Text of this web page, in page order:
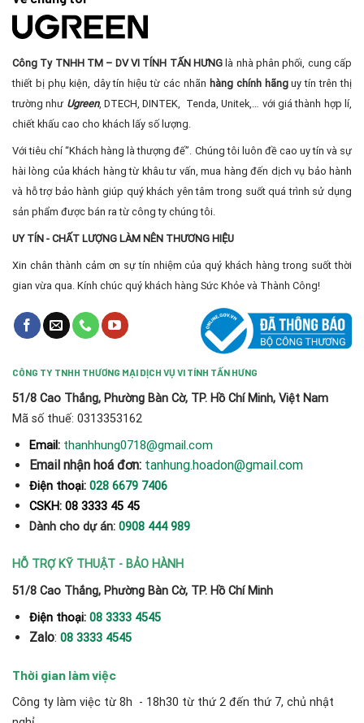
Công Ty TNHH TM – DV VI TÍNH TẤN HƯNG là nhà phân phối, cung cấp
thiết bị phụ kiện, dây tín hiệu từ các nhãn hàng chính hãnguy tín trên thị
trường như Ugreen, DTECH, DINTEK, Tenda, Unitek,… với giá thành hợp lí,
chiết khấu cao cho khách lấy số lượng.
Với tiêu chí “Khách hàng là thượng đế”. Chúng tôi luôn đề cao uy tín và sự
hài lòng của khách hàng từ khâu tư vấn, mua hàng đến dịch vụ bảo hành
và hỗ trợ bảo hành giúp quý khách yên tâm trong suốt quá trình sử dụng
sản phẩm được bán ra từ công ty chúng tôi.
UY TÍN - CHẤT LƯỢNG LÀM NÊN THƯƠNG HIỆU
Xin chân thành cảm ơn sự tín nhiệm của quý khách hàng trong suốt thời
gian vừa qua. Kính chúc quý khách hàng Sức Khỏe và Thành Công!
CÔNG TY TNHH THƯƠNG MẠI DỊCH VỤ VI TÍNH TẤN HƯNG
51/8 Cao Thắng, Phường Bàn Cờ, TP. Hồ Chí Minh, Việt Nam
Mã số thuế: 0313353162
Email: thanhhung0718@gmail.com
Email nhận hoá đơn: tanhung.hoadon@gmail.com
Điện thoại: 028 6679 7406
CSKH: 08 3333 45 45
Dành cho dự án: 0908 444 989
HỖ TRỢ KỸ THUẬT - BẢO HÀNH
51/8 Cao Thắng, Phường Bàn Cờ, TP. Hồ Chí Minh
Điện thoại: 08 3333 4545
Zalo: 08 3333 4545
Thời gian làm việc
Công ty làm việc từ 8h - 18h30 từ thứ 2 đến thứ 7, chủ nhật